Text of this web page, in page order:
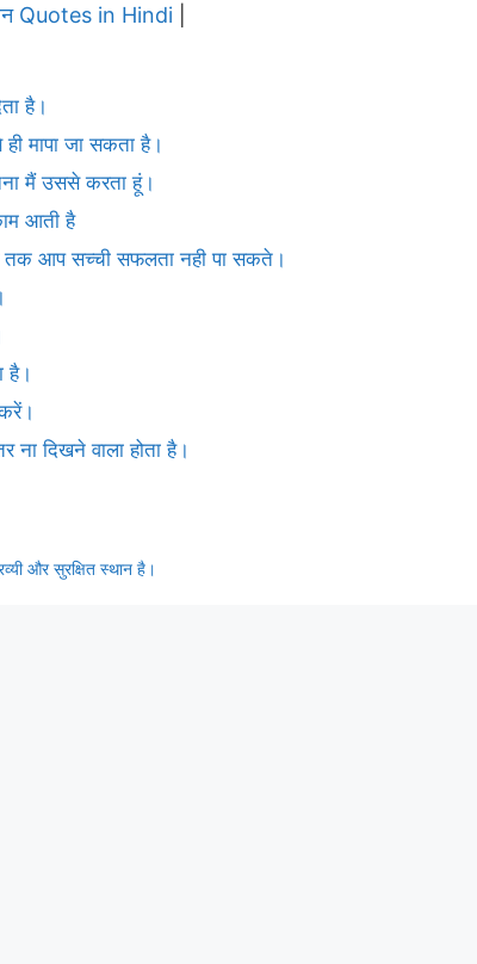
Quotes in Hindi
है।
मापा जा सकता है।
मैं उससे करता हूं।
आती है
आप सच्ची सफलता नही पा सकते।
है।
ना दिखने वाला होता है।
और सुरक्षित स्थान है।